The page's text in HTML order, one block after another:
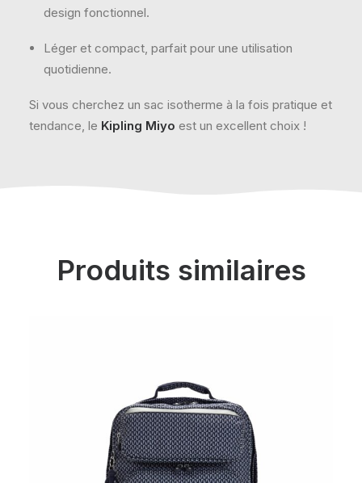
design fonctionnel.
Léger et compact, parfait pour une utilisation
quotidienne.
Si vous cherchez un sac isotherme à la fois pratique et
tendance, le Kipling Miyo est un excellent choix !
Produits similaires